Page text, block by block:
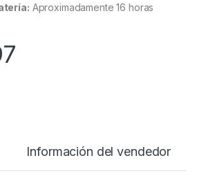
Aproximadamente 16 horas
Información del vendedor